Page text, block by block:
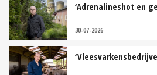
‘Adrenalineshot en
30-07-2026